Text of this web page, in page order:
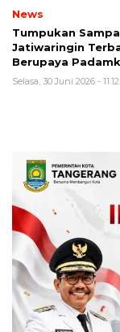
News
Tumpukan
Jatiwaringin
Berupaya
Selasa, 30 Juni 2026 -